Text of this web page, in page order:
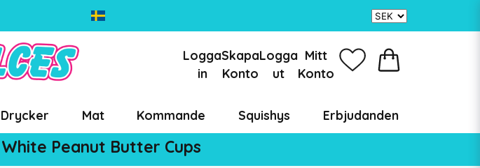
Logga
in
Skapa
Konto
Logga
ut
Mitt
Konto
Drycker Mat Kommande Squishys Erbjudanden
White Peanut Butter Cups